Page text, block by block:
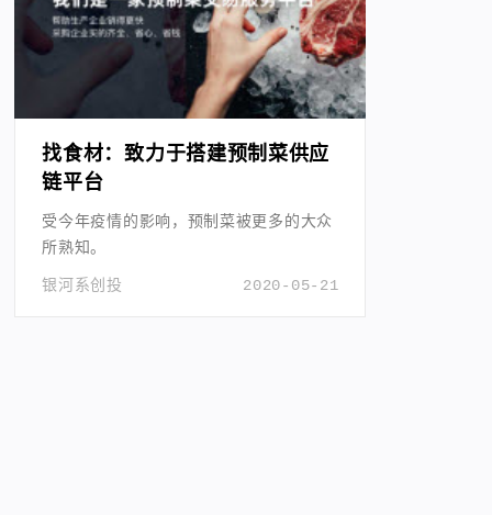
找食材：致力于搭建预制菜供应
链平台
受今年疫情的影响，预制菜被更多的大众
所熟知。
2020-05-21
银河系创投